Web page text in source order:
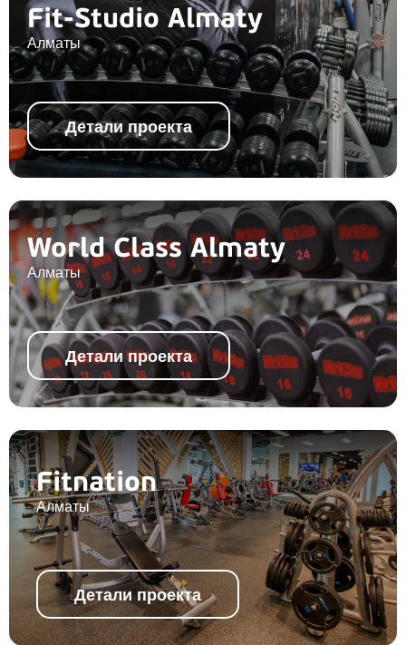
Fit-Studio Almaty
Алматы
Детали проекта
World Class Almaty
Алматы
Детали проекта
Fitnation
Алматы
Детали проекта